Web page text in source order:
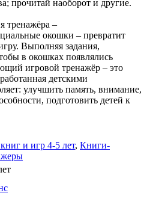
прочитай наоборот и другие.
тренажёра –
окошки – превратит
Выполняя задания,
в окошках появлялись
игровой тренажёр – это
детскими
улучшить память, внимание,
подготовить детей к
и игр 4-5 лет, Книги-